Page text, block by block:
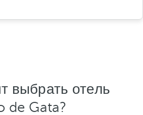
выбрать отель
de Gata?